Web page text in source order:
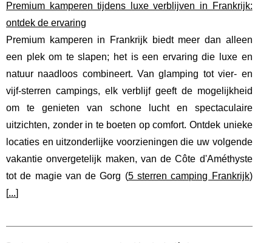
Premium kamperen tijdens luxe verblijven in Frankrijk:
ontdek de ervaring
Premium kamperen in Frankrijk biedt meer dan alleen
een plek om te slapen; het is een ervaring die luxe en
natuur naadloos combineert. Van glamping tot vier- en
vijf-sterren campings, elk verblijf geeft de mogelijkheid
om te genieten van schone lucht en spectaculaire
uitzichten, zonder in te boeten op comfort. Ontdek unieke
locaties en uitzonderlijke voorzieningen die uw volgende
vakantie onvergetelijk maken, van de Côte d'Améthyste
tot de magie van de Gorg (5 sterren camping Frankrijk)
[...]